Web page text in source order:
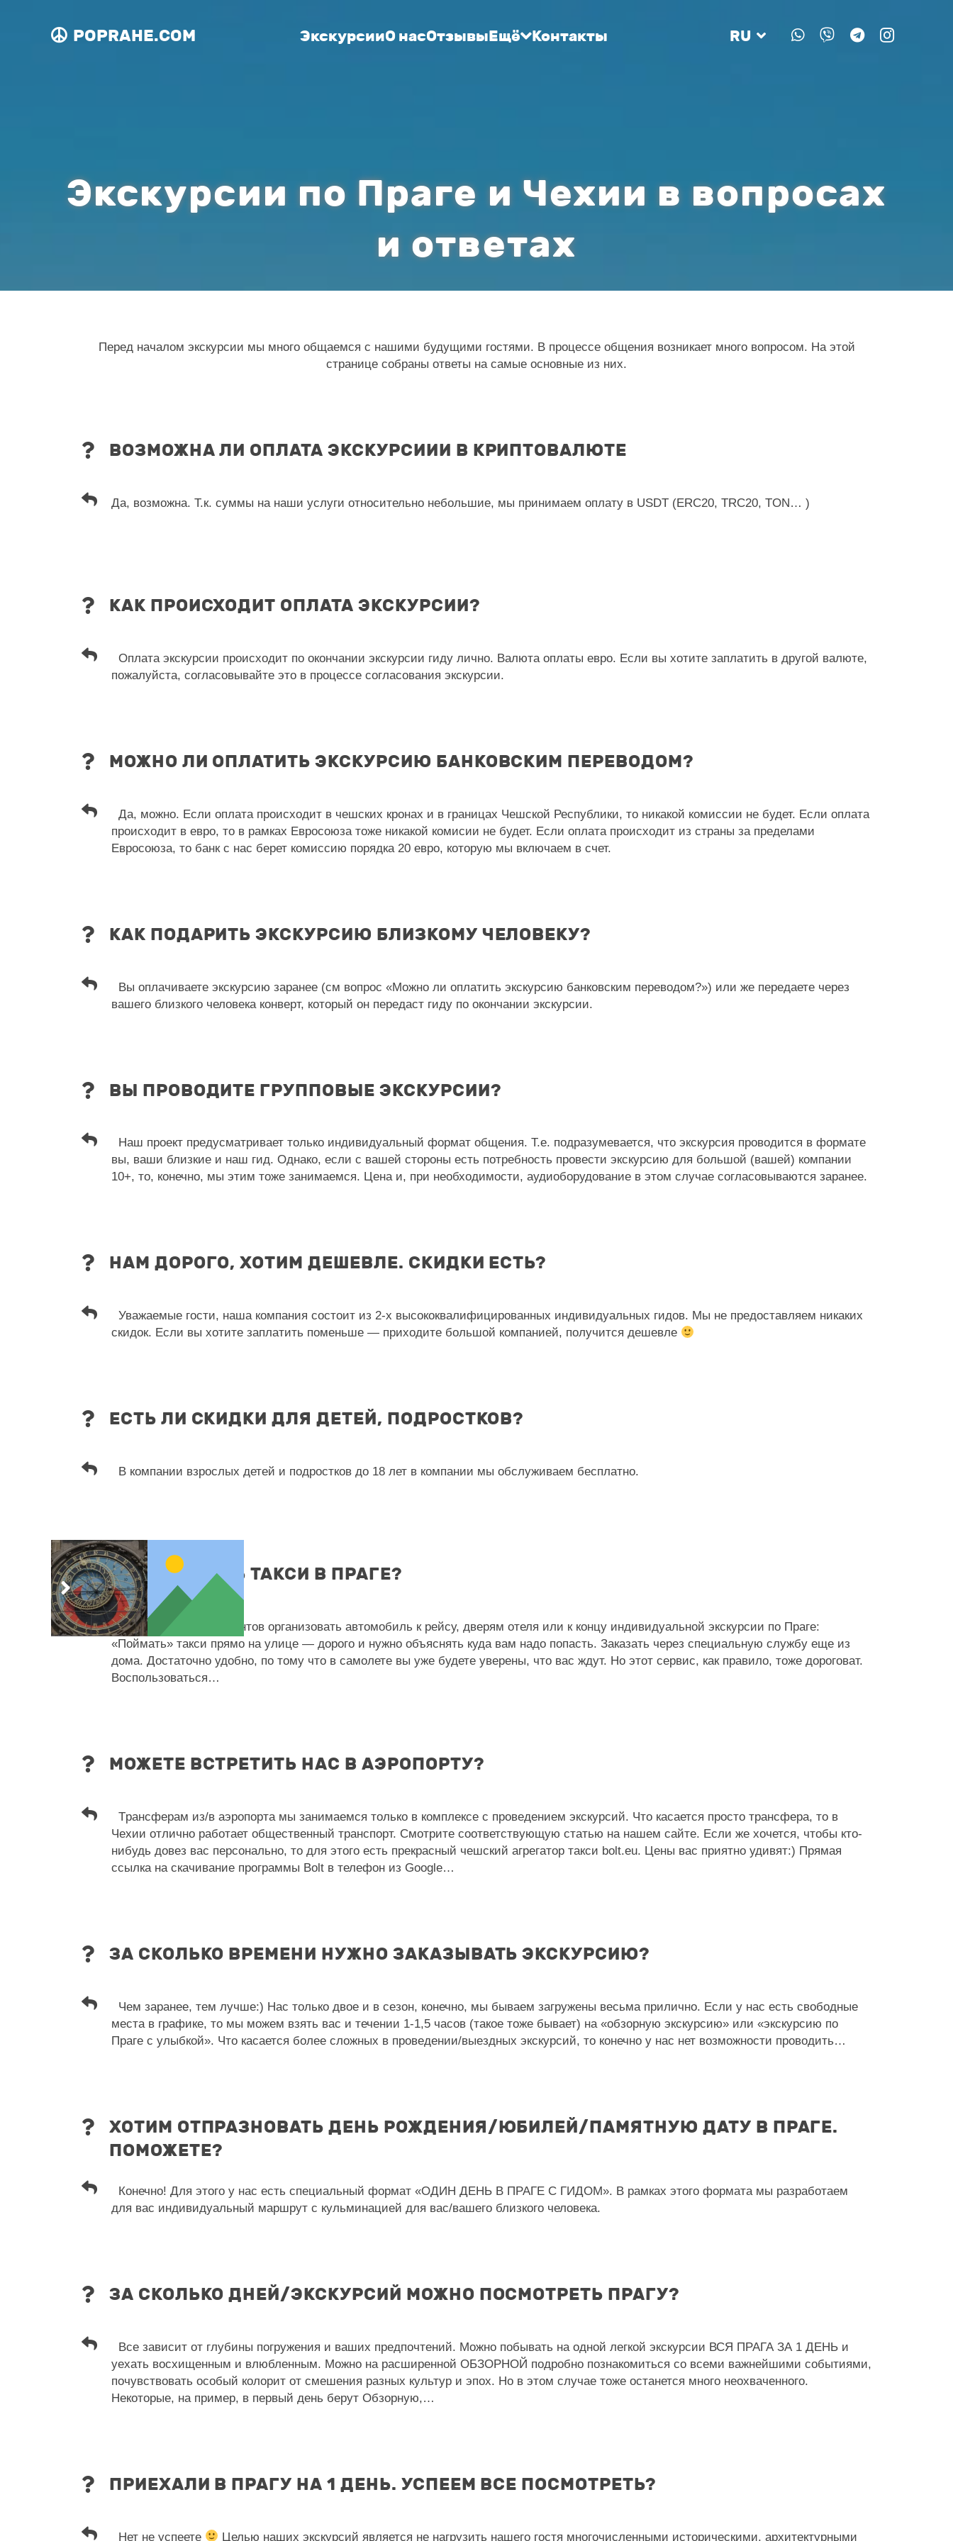
POPRAHE.COM ЭкскурсииО насОтзывыЕщё Контакты RU
Экскурсии по Праге и Чехии в вопросах
и ответах
Перед началом экскурсии мы много общаемся с нашими будущими гостями. В процессе общения возникает много вопросом. На этой
странице собраны ответы на самые основные из них.
ВОЗМОЖНА ЛИ ОПЛАТА ЭКСКУРСИИИ В КРИПТОВАЛЮТЕ
Да, возможна. Т.к. суммы на наши услуги относительно небольшие, мы принимаем оплату в USDT (ERC20, TRC20, TON… )
КАК ПРОИСХОДИТ ОПЛАТА ЭКСКУРСИИ?
Оплата экскурсии происходит по окончании экскурсии гиду лично. Валюта оплаты евро. Если вы хотите заплатить в другой валюте,
пожалуйста, согласовывайте это в процессе согласования экскурсии.
МОЖНО ЛИ ОПЛАТИТЬ ЭКСКУРСИЮ БАНКОВСКИМ ПЕРЕВОДОМ?
Да, можно. Если оплата происходит в чешских кронах и в границах Чешской Республики, то никакой комиссии не будет. Если оплата
происходит в евро, то в рамках Евросоюза тоже никакой комисии не будет. Если оплата происходит из страны за пределами
Евросоюза, то банк с нас берет комиссию порядка 20 евро, которую мы включаем в счет.
КАК ПОДАРИТЬ ЭКСКУРСИЮ БЛИЗКОМУ ЧЕЛОВЕКУ?
Вы оплачиваете экскурсию заранее (см вопрос «Можно ли оплатить экскурсию банковским переводом?») или же передаете через
вашего близкого человека конверт, который он передаст гиду по окончании экскурсии.
ВЫ ПРОВОДИТЕ ГРУППОВЫЕ ЭКСКУРСИИ?
Наш проект предусматривает только индивидуальный формат общения. Т.е. подразумевается, что экскурсия проводится в формате
вы, ваши близкие и наш гид. Однако, если с вашей стороны есть потребность провести экскурсию для большой (вашей) компании
10+, то, конечно, мы этим тоже занимаемся. Цена и, при необходимости, аудиоборудование в этом случае согласовываются заранее.
НАМ ДОРОГО, ХОТИМ ДЕШЕВЛЕ. СКИДКИ ЕСТЬ?
Уважаемые гости, наша компания состоит из 2-х высококвалифицированных индивидуальных гидов. Мы не предоставляем никаких
скидок. Если вы хотите заплатить поменьше — приходите большой компанией, получится дешевле
ЕСТЬ ЛИ СКИДКИ ДЛЯ ДЕТЕЙ, ПОДРОСТКОВ?
В компании взрослых детей и подростков до 18 лет в компании мы обслуживаем бесплатно.
КАК ЗАКАЗАТЬ ТАКСИ В ПРАГЕ?
Eсть несколько вариантов организовать автомобиль к рейсу, дверям отеля или к концу индивидуальной экскурсии по Праге:
«Поймать» такси прямо на улице — дорого и нужно объяснять куда вам надо попасть. Заказать через специальную службу еще из
дома. Достаточно удобно, по тому что в самолете вы уже будете уверены, что вас ждут. Но этот сервис, как правило, тоже дороговат.
Воспользоваться…
МОЖЕТЕ ВСТРЕТИТЬ НАС В АЭРОПОРТУ?
Tрансферам из/в аэропорта мы занимаемся только в комплексе с проведением экскурсий. Что касается просто трансфера, то в
Чехии отлично работает общественный транспорт. Смотрите соответствующую статью на нашем сайтe. Если же хочется, чтобы кто-
нибудь довез вас персонально, то для этого есть прекрасный чешский агрегатор такси bolt.eu. Цены вас приятно удивят:) Прямая
ссылка на скачивание программы Bolt в телефон из Google…
ЗА СКОЛЬКО ВРЕМЕНИ НУЖНО ЗАКАЗЫВАТЬ ЭКСКУРСИЮ?
Чем заранее, тем лучше:) Нас только двое и в сезон, конечно, мы бываем загружены весьма прилично. Если у нас есть свободные
места в графике, то мы можем взять вас и течении 1-1,5 часов (такое тоже бывает) на «обзорную экскурсию» или «экскурсию по
Праге с улыбкой». Что касается более сложных в проведении/выездных экскурсий, то конечно у нас нет возможности проводить…
ХОТИМ ОТПРАЗНОВАТЬ ДЕНЬ РОЖДЕНИЯ/ЮБИЛЕЙ/ПАМЯТНУЮ ДАТУ В ПРАГЕ.
ПОМОЖЕТЕ?
Конечно! Для этого у нас есть специальный формат «ОДИН ДЕНЬ В ПРАГЕ С ГИДОМ». В рамках этого формата мы разработаем
для вас индивидуальный маршрут с кульминацией для вас/вашего близкого человека.
ЗА СКОЛЬКО ДНЕЙ/ЭКСКУРСИЙ МОЖНО ПОСМОТРЕТЬ ПРАГУ?
Все зависит от глубины погружения и ваших предпочтений. Можно побывать на одной легкой экскурсии ВСЯ ПРАГА ЗА 1 ДЕНЬ и
уехать восхищенным и влюбленным. Можно на расширенной ОБЗОРНОЙ подробно познакомиться со всеми важнейшими событиями,
почувствовать особый колорит от смешения разных культур и эпох. Но в этом случае тоже останется много неохваченного.
Некоторые, на пример, в первый день берут Обзорную,…
ПРИЕХАЛИ В ПРАГУ НА 1 ДЕНЬ. УСПЕЕМ ВСЕ ПОСМОТРЕТЬ?
Нет не успеете Целью наших экскурсий является не нагрузить нашего гостя многочисленными историческими, архитектурными